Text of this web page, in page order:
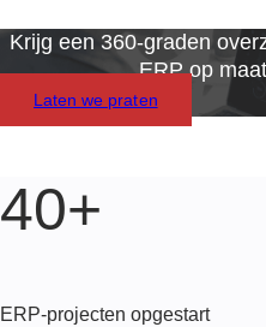
Krijg een 360-graden
ERP op
Laten we praten
40+
ERP-projecten opgestart